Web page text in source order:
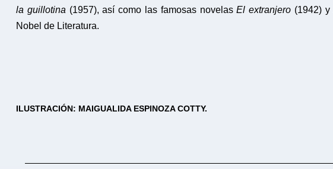
la guillotina (1957), así como las famosas novelasEl extranjero (1942) y
Nobel de Literatura.
ILUSTRACIÓN: MAIGUALIDA ESPINOZA COTTY.